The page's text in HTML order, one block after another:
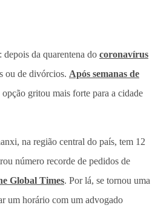
da quarentena do coronavírus
ou de divórcios. Após semanas de
opção gritou mais forte para a cidade
na região central do país, tem 12
número recorde de pedidos de
Global Times. Por lá, se tornou uma
um horário com um advogado